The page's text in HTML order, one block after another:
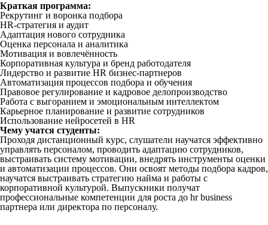
Краткая программа:
Рекрутинг и воронка подбора
HR-стратегия и аудит
Адаптация нового сотрудника
Оценка персонала и аналитика
Мотивация и вовлечённость
Корпоративная культура и бренд работодателя
Лидерство и развитие HR бизнес-партнеров
Автоматизация процессов подбора и обучения
Правовое регулирование и кадровое делопроизводство
Работа с выгоранием и эмоциональным интеллектом
Карьерное планирование и развитие сотрудников
Использование нейросетей в HR
Чему учатся студенты:
Проходя дистанционный курс, слушатели научатся эффективно
управлять персоналом, проводить адаптацию сотрудников,
выстраивать систему мотивации, внедрять инструменты оценки
и автоматизации процессов. Они освоят методы подбора кадров,
научатся выстраивать стратегию найма и работы с
корпоративной культурой. Выпускники получат
профессиональные компетенции для роста до hr business
партнера или директора по персоналу.